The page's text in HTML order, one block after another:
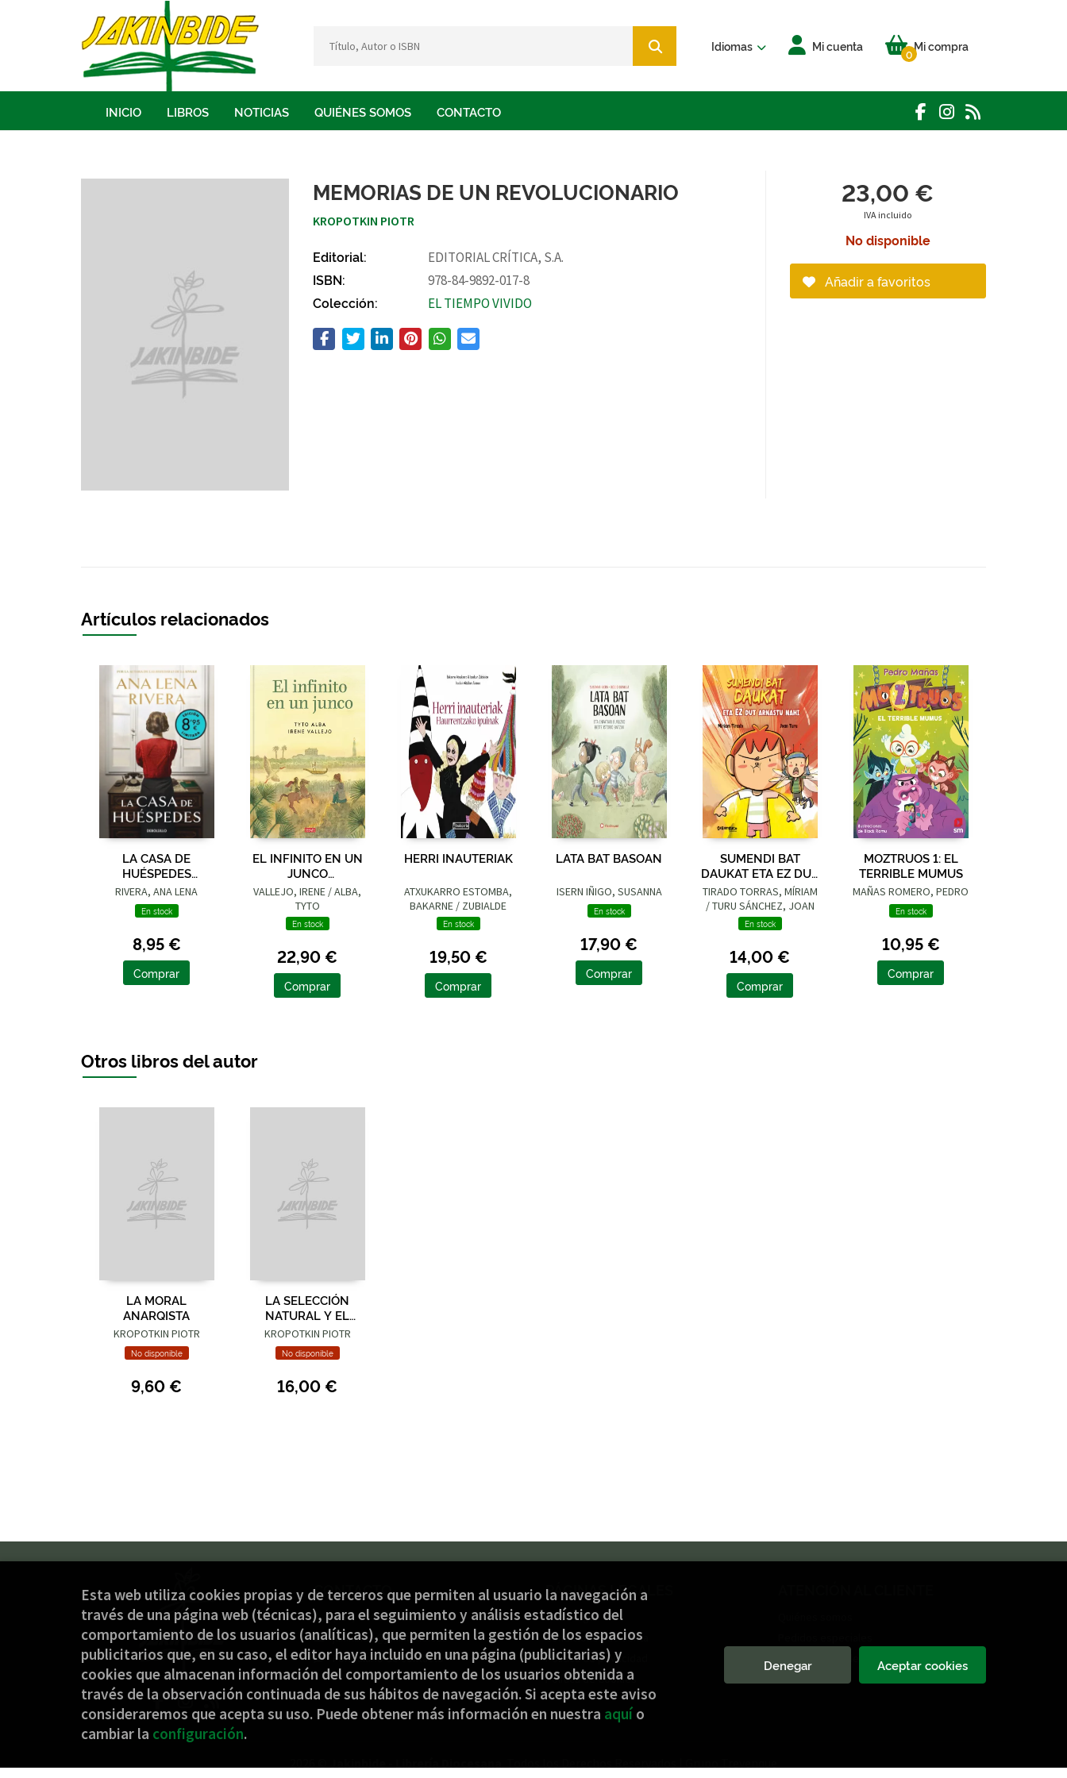
Idiomas Mi cuenta Mi compra
0
INICIO LIBROS NOTICIAS QUIÉNES SOMOS CONTACTO
MEMORIAS DE UN REVOLUCIONARIO
KROPOTKIN PIOTR
Editorial:
EDITORIAL CRÍTICA, S.A.
ISBN:
978-84-9892-017-8
Colección:
EL TIEMPO VIVIDO
23,00 €
IVA incluido
No disponible
Añadir a favoritos
Artículos relacionados
LA CASA DE
HUÉSPEDES
(EDICIÓN LIMITADA ·
VERANO)
RIVERA, ANA LENA
En stock
8,95 €
Comprar
EL INFINITO EN UN
JUNCO
(ADAPTACIÓN
GRÁFICA)
VALLEJO, IRENE / ALBA,
TYTO
En stock
22,90 €
Comprar
HERRI INAUTERIAK
ATXUKARRO ESTOMBA,
BAKARNE / ZUBIALDE
GRAJIRENA, IZASKUN
En stock
19,50 €
Comprar
LATA BAT BASOAN
ISERN IÑIGO, SUSANNA
En stock
17,90 €
Comprar
SUMENDI BAT
DAUKAT ETA EZ DUT
ARNASTU NAHI
TIRADO TORRAS, MÍRIAM
/ TURU SÁNCHEZ, JOAN
En stock
14,00 €
Comprar
MOZTRUOS 1: EL
TERRIBLE MUMUS
MAÑAS ROMERO, PEDRO
En stock
10,95 €
Comprar
Otros libros del autor
LA MORAL
ANARQISTA
KROPOTKIN PIOTR
No disponible
9,60 €
LA SELECCIÓN
NATURAL Y EL
APOYO MUTUO
KROPOTKIN PIOTR
No disponible
16,00 €
CONTACTO
(+34) 944 232 934
jakinbide@jakinbide.eus
Formulario de contacto
PÁGINAS LEGALES
Aviso legal
Condiciones de venta
Política de privacidad
Política de Cookies
Formulario de desistimiento
Esta web utiliza cookies propias y de terceros que permiten al usuario la navegación a
través de una página web (técnicas), para el seguimiento y análisis estadístico del
comportamiento de los usuarios (analíticas), que permiten la gestión de los espacios
publicitarios que, en su caso, el editor haya incluido en una página (publicitarias) y
cookies que almacenan información del comportamiento de los usuarios obtenida a
través de la observación continuada de sus hábitos de navegación. Si acepta este aviso
consideraremos que acepta su uso. Puede obtener más información en nuestra aquí o
cambiar la configuración.
Denegar Aceptar cookies